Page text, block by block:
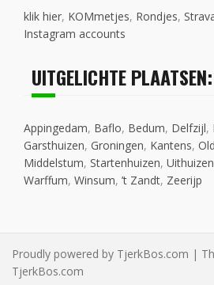
klik hier, KOMmetjes, Rondjes,
Instagram accounts
UITGELICHTE PLAATSEN:
Appingedam, Baflo, Bedum, Delfzijl,
Garsthuizen, Groningen, Kantens,
Middelstum, Startenhuizen, Uithuizen
Warffum, Winsum, ’t Zandt, Zeerijp
Proudly powered by TjerkBos.com |
TjerkBos.com